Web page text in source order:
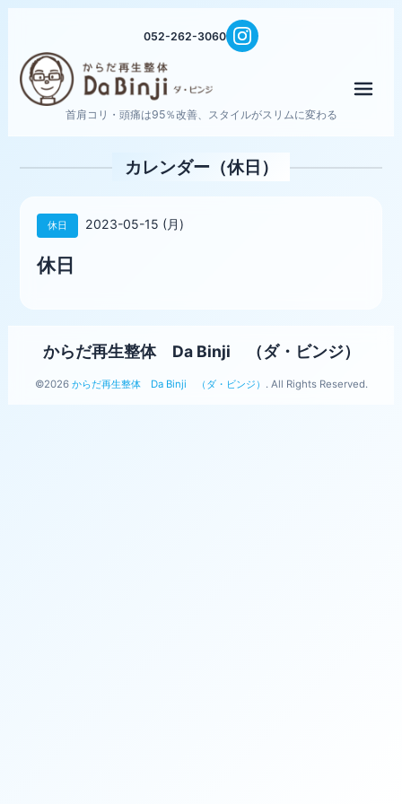
052-262-3060
首肩コリ・頭痛は95％改善、スタイルがスリムに変わる
カレンダー（休日）
休日 2023-05-15 (月)
休日
からだ再生整体 Da Binji （ダ・ビンジ）
©2026 からだ再生整体 Da Binji （ダ・ビンジ） . All Rights Reserved.